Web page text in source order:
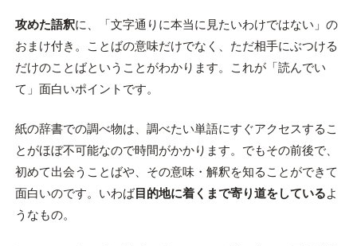
攻めた語釈に、「文字通りに本当に見たいわけではない」の
おまけ付き。ことばの意味だけでなく、ただ相手にぶつける
だけのことばということがわかります。これが「読んでい
て」面白いポイントです。
紙の辞書での調べ物は、調べたい単語にすぐアクセスするこ
とがほぼ不可能なので時間がかかります。でもその前後で、
初めて出会うことばや、その意味・解釈を知ることができて
面白いのです。いわば目的地に着くまで寄り道をしているよ
うなもの。